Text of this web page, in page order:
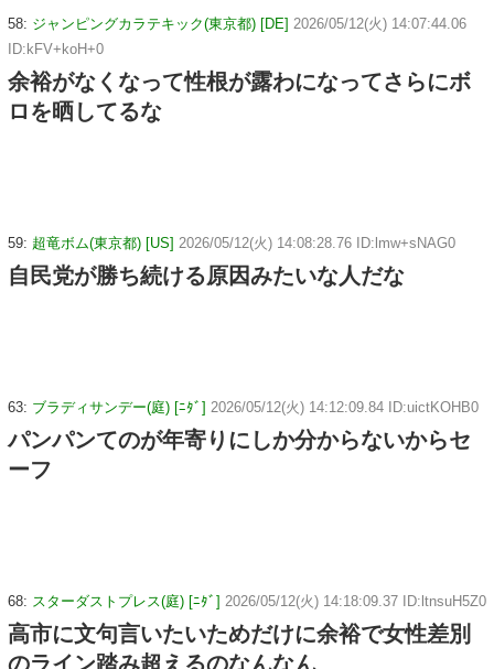
58: ジャンピングカラテキック(東京都) [DE] 2026/05/12(火) 14:07:44.06
ID:kFV+koH+0
余裕がなくなって性根が露わになってさらにボ
ロを晒してるな
59: 超竜ボム(東京都) [US] 2026/05/12(火) 14:08:28.76 ID:lmw+sNAG0
自民党が勝ち続ける原因みたいな人だな
63: ブラディサンデー(庭) [ﾆﾀﾞ] 2026/05/12(火) 14:12:09.84 ID:uictKOHB0
パンパンてのが年寄りにしか分からないからセ
ーフ
68: スターダストプレス(庭) [ﾆﾀﾞ] 2026/05/12(火) 14:18:09.37 ID:ltnsuH5Z0
高市に文句言いたいためだけに余裕で女性差別
のライン踏み超えるのなんなん